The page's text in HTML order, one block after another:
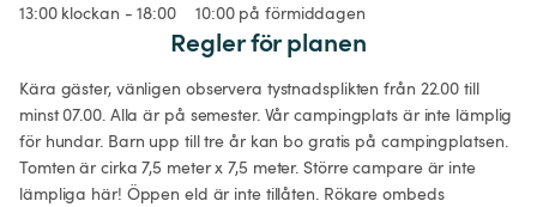
13:00 klockan - 18:00 10:00 på förmiddagen
Regler för planen
Kära gäster, vänligen observera tystnadsplikten från 22.00 till
minst 07.00. Alla är på semester. Vår campingplats är inte lämplig
för hundar. Barn upp till tre år kan bo gratis på campingplatsen.
Tomten är cirka 7,5 meter x 7,5 meter. Större campare är inte
lämpliga här! Öppen eld är inte tillåten. Rökare ombeds